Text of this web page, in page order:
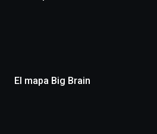
monólogos,
El mapa Big Brain